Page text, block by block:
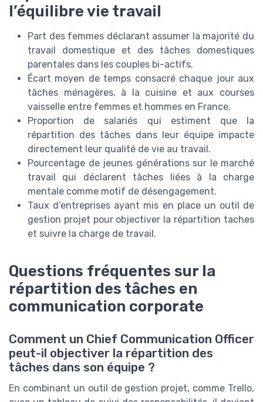
l’équilibre vie travail
Part des femmes déclarant assumer la majorité du
travail domestique et des tâches domestiques
parentales dans les couples bi-actifs.
Écart moyen de temps consacré chaque jour aux
tâches ménagères, à la cuisine et aux courses
vaisselle entre femmes et hommes en France.
Proportion de salariés qui estiment que la
répartition des tâches dans leur équipe impacte
directement leur qualité de vie au travail.
Pourcentage de jeunes générations sur le marché
travail qui déclarent tâches liées à la charge
mentale comme motif de désengagement.
Taux d’entreprises ayant mis en place un outil de
gestion projet pour objectiver la répartition taches
et suivre la charge de travail.
Questions fréquentes sur la
répartition des tâches en
communication corporate
Comment un Chief Communication Officer
peut-il objectiver la répartition des
tâches dans son équipe ?
En combinant un outil de gestion projet, comme Trello,